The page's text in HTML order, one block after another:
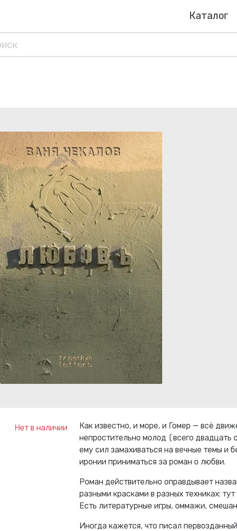
Каталог
Нет в наличии
Как известно, и море, и Гомер — всё
непростительно молод (всего двадцать
ему сил замахиваться на вечные темы и
иронии приниматься за роман о любви.
Роман действительно оправдывает
разными красками в разных техниках:
Есть литературные игры, оммажи,
Иногда кажется, что писал